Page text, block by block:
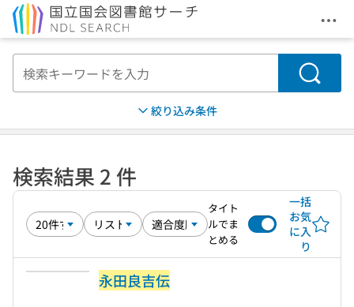
メ
検索
絞り込み条件
検索結果 2 件
タイト
ルでま
とめる
一括
お気
に入
り
永田良吉伝